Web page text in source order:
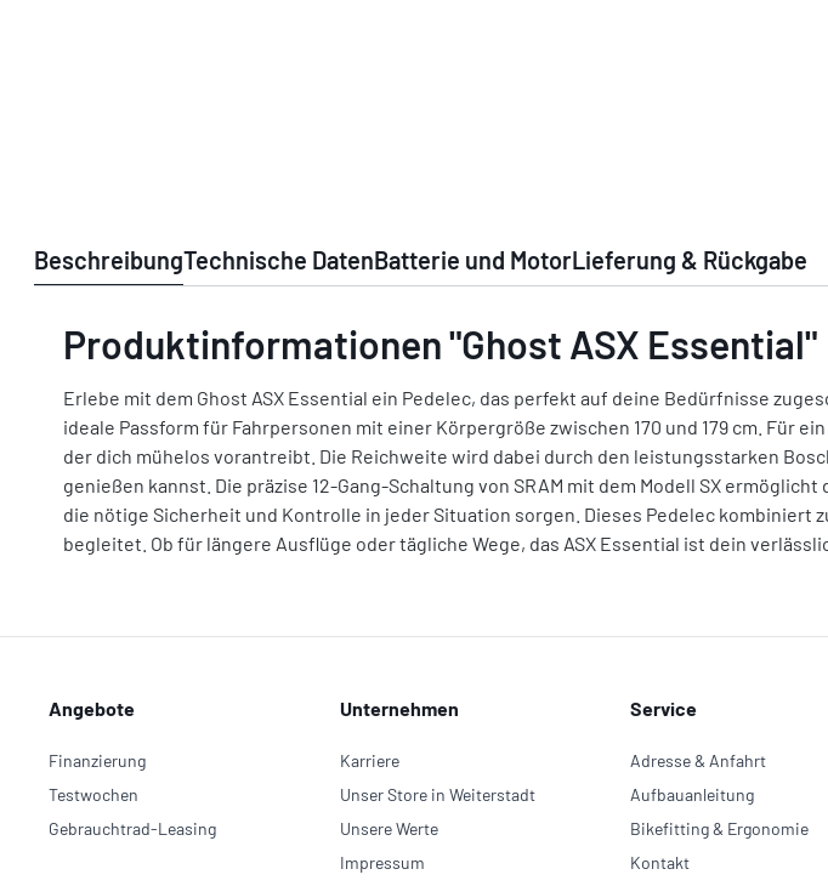
BeschreibungTechnische DatenBatterie und MotorLieferung & Rückgabe
Produktinformationen "Ghost ASX Essential"
Erlebe mit dem Ghost ASX Essential ein Pedelec, das perfekt auf deine Bedürfnisse
ideale Passform für Fahrpersonen mit einer Körpergröße zwischen 170 und 179 cm. Für
der dich mühelos vorantreibt. Die Reichweite wird dabei durch den leistungsstarken
genießen kannst. Die präzise 12-Gang-Schaltung von SRAM mit dem Modell SX
die nötige Sicherheit und Kontrolle in jeder Situation sorgen. Dieses Pedelec kombiniert
begleitet. Ob für längere Ausflüge oder tägliche Wege, das ASX Essential ist dein
Angebote
Finanzierung
Testwochen
Gebrauchtrad-Leasing
Unternehmen
Karriere
Unser Store in Weiterstadt
Unsere Werte
Impressum
Service
Adresse & Anfahrt
Aufbauanleitung
Bikefitting & Ergonomie
Kontakt